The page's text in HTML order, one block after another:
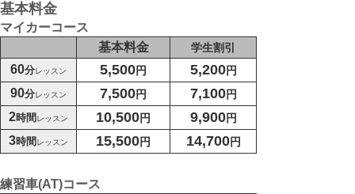
基本料金
マイカーコース
基本料金
学生割引
60分レッスン 5,500円 5,200円
90分レッスン 7,500円 7,100円
2時間 レッスン 10,500円 9,900円
3時間 レッスン 15,500円 14,700円
練習車(AT)コース